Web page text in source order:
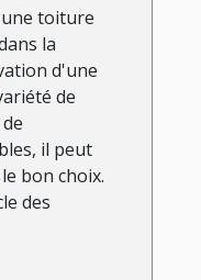
toiture
la
d'une
de
il peut
bon choix.
des